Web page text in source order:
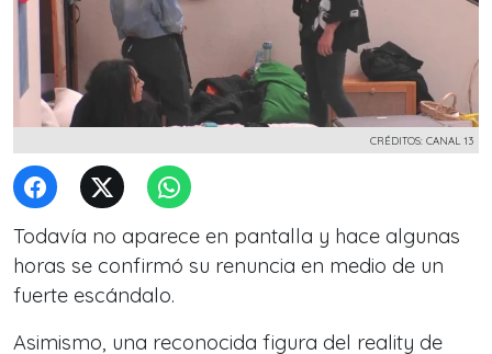
CRÉDITOS: CANAL 13
Todavía no aparece en pantalla y hace algunas
horas se confirmó su renuncia en medio de un
fuerte escándalo.
Asimismo, una reconocida figura del reality de